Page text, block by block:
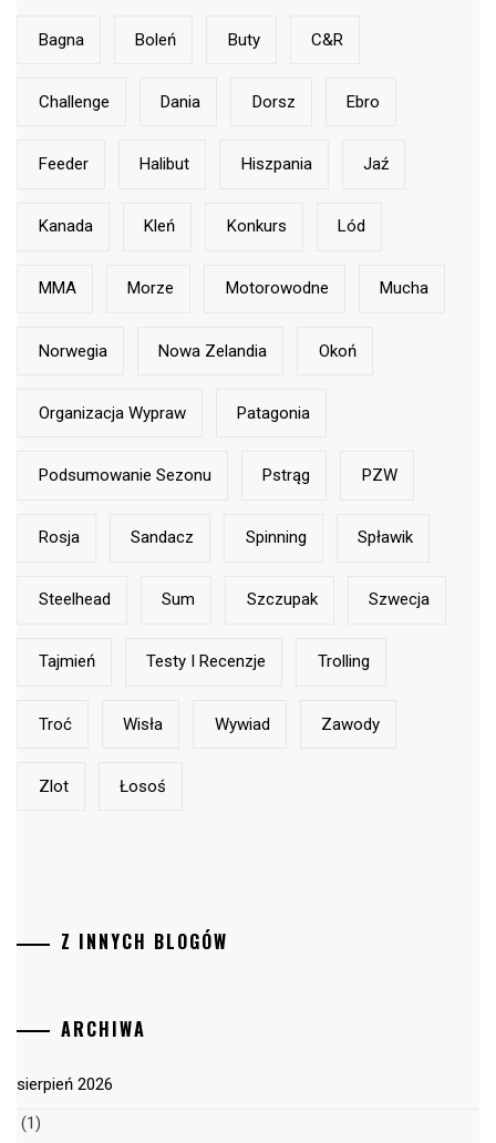
Bagna Boleń Buty C&r
Challenge Dania Dorsz Ebro
Feeder Halibut Hiszpania Jaź
Kanada Kleń Konkurs Lód
MMA Morze Motorowodne Mucha
Norwegia Nowa Zelandia Okoń
Organizacja Wypraw Patagonia
Podsumowanie Sezonu Pstrąg PZW
Rosja Sandacz Spinning Spławik
Steelhead Sum Szczupak Szwecja
Tajmień Testy I Recenzje Trolling
Troć Wisła Wywiad Zawody
Zlot Łosoś
Z INNYCH BLOGÓW
ARCHIWA
sierpień 2026
(1)